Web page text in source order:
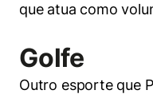
que atua como
Golfe
Outro esporte que